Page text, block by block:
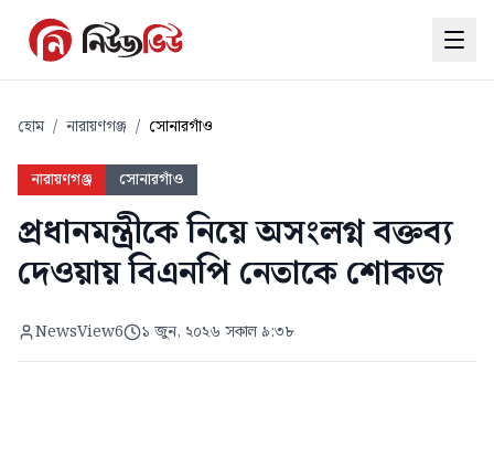
হোম / নারায়ণগঞ্জ / সোনারগাঁও
নারায়ণগঞ্জ সোনারগাঁও
প্রধানমন্ত্রীকে নিয়ে অসংলগ্ন বক্তব্য
দেওয়ায় বিএনপি নেতাকে শোকজ
NewsView6 ১ জুন, ২০২৬ সকাল ৯:৩৮